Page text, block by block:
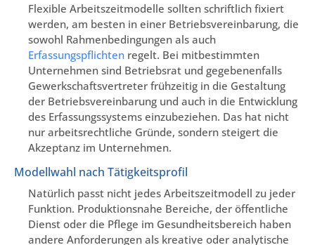
Flexible Arbeitszeitmodelle sollten schriftlich fixiert
werden, am besten in einer Betriebsvereinbarung, die
sowohl Rahmenbedingungen als auch
Erfassungspflichten regelt. Bei mitbestimmten
Unternehmen sind Betriebsrat und gegebenenfalls
Gewerkschaftsvertreter frühzeitig in die Gestaltung
der Betriebsvereinbarung und auch in die Entwicklung
des Erfassungssystems einzubeziehen. Das hat nicht
nur arbeitsrechtliche Gründe, sondern steigert die
Akzeptanz im Unternehmen.
Modellwahl nach Tätigkeitsprofil
Natürlich passt nicht jedes Arbeitszeitmodell zu jeder
Funktion. Produktionsnahe Bereiche, der öffentliche
Dienst oder die Pflege im Gesundheitsbereich haben
andere Anforderungen als kreative oder analytische